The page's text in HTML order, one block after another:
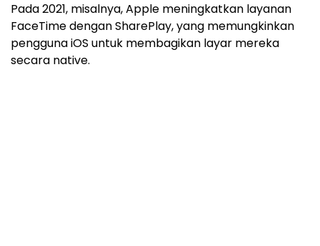
Pada 2021, misalnya, Apple meningkatkan layanan
FaceTime dengan SharePlay, yang memungkinkan
pengguna iOS untuk membagikan layar mereka
secara native.